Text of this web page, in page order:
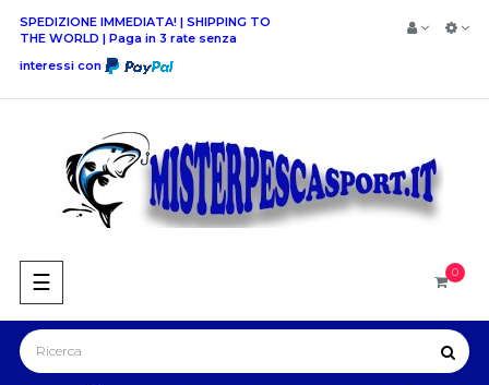
SPEDIZIONE IMMEDIATA! | SHIPPING TO
THE WORLD | Paga in 3 rate senza
interessi con
navigazione
Toggle
☰ 0